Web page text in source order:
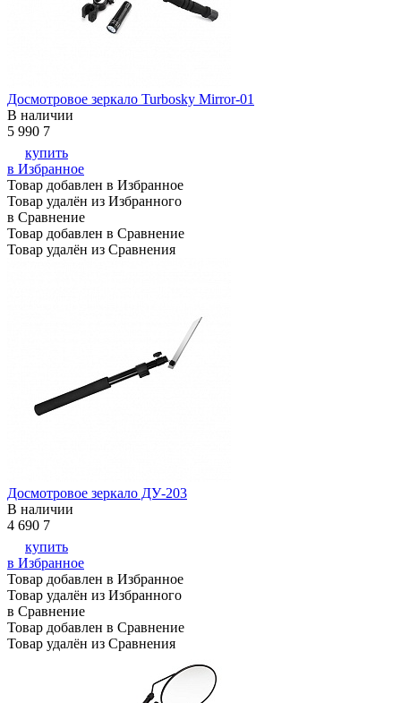
Досмотровое зеркало Turbosky Mirror-01
В наличии
5 990 7
купить
в Избранное
Товар добавлен в Избранное
Товар удалён из Избранного
в Сравнение
Товар добавлен в Сравнение
Товар удалён из Сравнения
Досмотровое зеркало ДУ-203
В наличии
4 690 7
купить
в Избранное
Товар добавлен в Избранное
Товар удалён из Избранного
в Сравнение
Товар добавлен в Сравнение
Товар удалён из Сравнения